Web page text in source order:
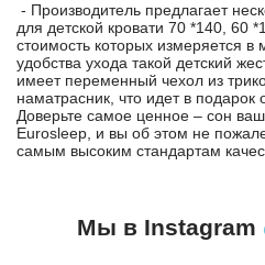
- Производитель предлагает
для детской кровати 70 *140, 60
стоимость которых измеряется в
удобства ухода такой детский
имеет переменный чехол из
наматрасник, что идет в подарок
Доверьте самое ценное – сон
Eurosleep, и вы об этом не
самым высоким стандартам
Мы в Instagram